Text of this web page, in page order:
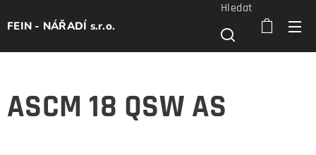
FEIN - NÁŘADÍ s.r.o.
Hledat
ASCM 18 QSW AS